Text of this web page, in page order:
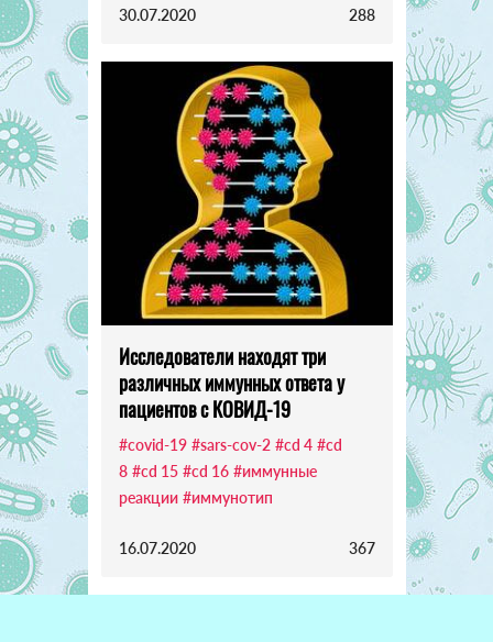
30.07.2020 288
Исследователи находят три
различных иммунных ответа у
пациентов с КОВИД-19
#covid-19 #sars-cov-2 #cd 4 #cd
8 #cd 15 #cd 16 #иммунные
реакции #иммунотип
16.07.2020 367